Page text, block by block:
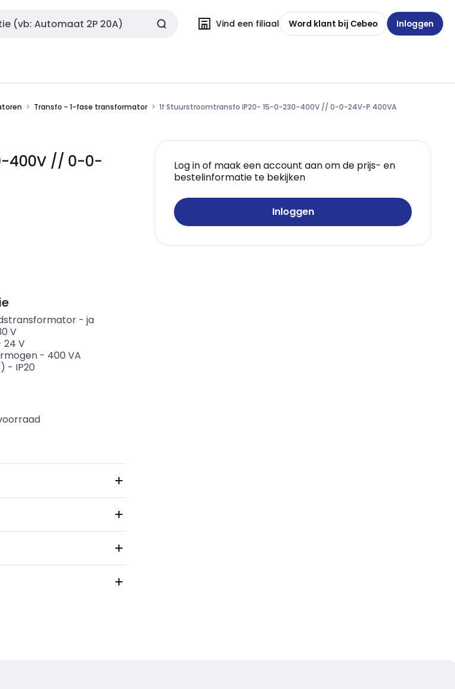
Vind een filiaal Word klant bij Cebeo Inloggen
Transfo - 1-fase transformator 1f Stuurstroomtransfo IP20- 15-0-230-400V // 0-0-24V-P 400VA
400V // 0-0-
Log in of maak een account aan om de prijs- en
bestelinformatie te bekijken
Inloggen
- ja
V
24 V
- 400 VA
- IP20